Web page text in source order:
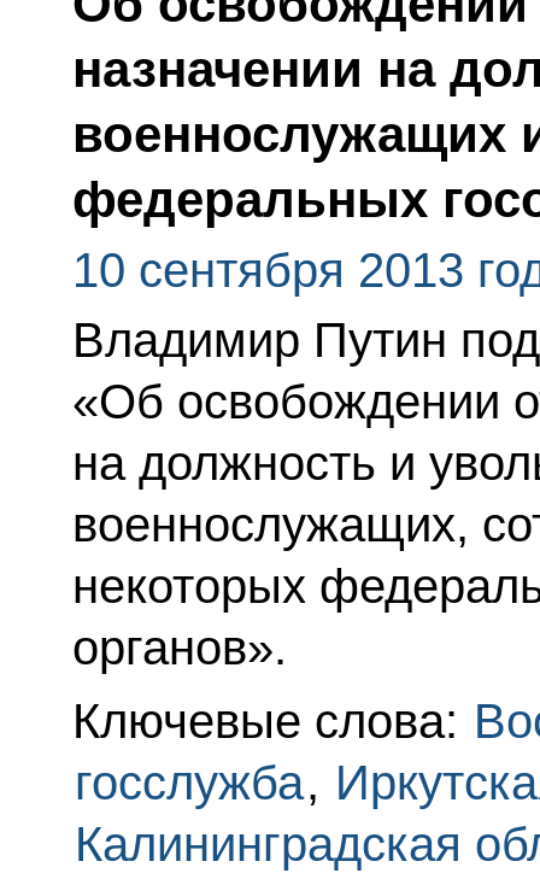
назначении на
военнослужащих
федеральных
10 сентября 2013
Владимир Путин
«Об освобождении
на должность и
военнослужащих,
некоторых
органов».
Ключевые слова:
госслужба,
Калининградская